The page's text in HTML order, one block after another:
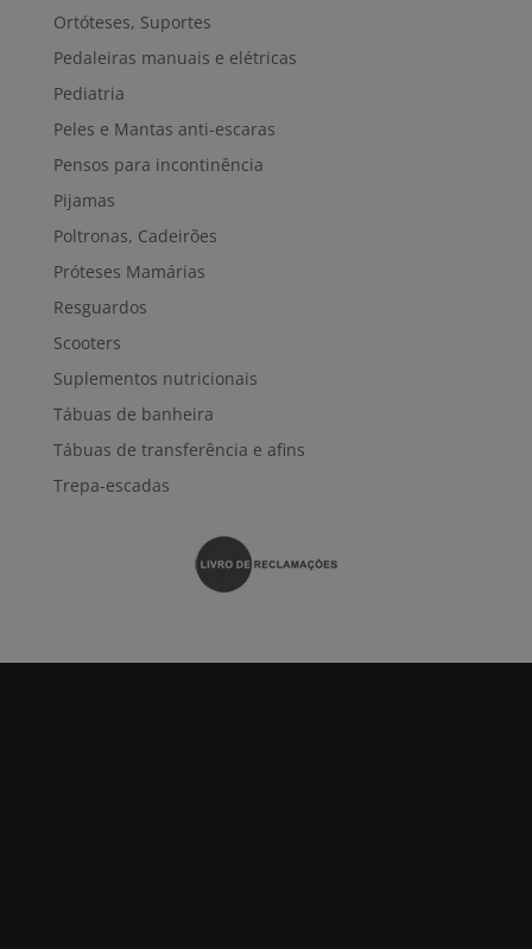
Ortóteses, Suportes
Pedaleiras manuais e elétricas
Pediatria
Peles e Mantas anti-escaras
Pensos para incontinência
Pijamas
Poltronas, Cadeirões
Próteses Mamárias
Resguardos
Scooters
Suplementos nutricionais
Tábuas de banheira
Tábuas de transferência e afins
Trepa-escadas